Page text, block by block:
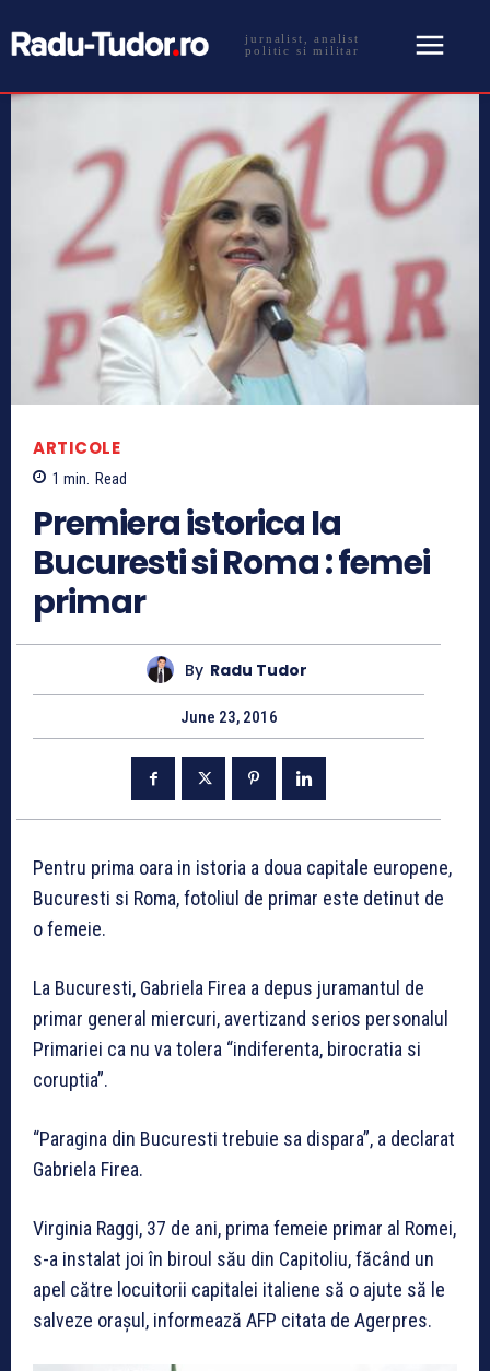
jurnalist, analist
politic si militar
ARTICOLE
1 min. Read
Premiera istorica la
Bucuresti si Roma : femei
primar
By Radu Tudor
June 23, 2016
Pentru prima oara in istoria a doua capitale europene,
Bucuresti si Roma, fotoliul de primar este detinut de
o femeie.
La Bucuresti, Gabriela Firea a depus juramantul de
primar general miercuri, avertizand serios personalul
Primariei ca nu va tolera “indiferenta, birocratia si
coruptia”.
“Paragina din Bucuresti trebuie sa dispara”, a declarat
Gabriela Firea.
Virginia Raggi, 37 de ani, prima femeie primar al Romei,
s-a instalat joi în biroul său din Capitoliu, făcând un
apel către locuitorii capitalei italiene să o ajute să le
salveze orașul, informează AFP citata de Agerpres.